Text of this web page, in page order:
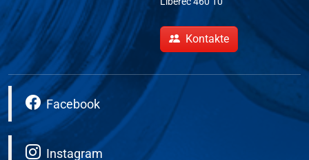
Kontakte
Facebook
Instagram